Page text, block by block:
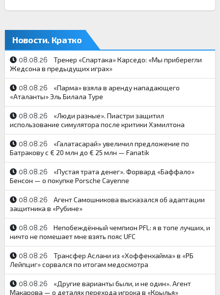
Новости. Кратко
08.08.26
Тренер «Спартака» Карседо: «Мы приберегли
Жедсона в предыдущих играх»
08.08.26
«Парма» взяла в аренду нападающего
«Аталанты» Эль Билала Туре
08.08.26
«Люди разные». Пиастри защитил
использование симулятора после критики Хэмилтона
08.08.26
«Галатасарай» увеличил предложение по
Батракову с € 20 млн до € 25 млн — Fanatik
08.08.26
«Пустая трата денег». Форвард «Баффало»
Бенсон — о покупке Porsche Cayenne
08.08.26
Агент Самошникова высказался об адаптации
защитника в «Рубине»
08.08.26
Непобеждённый чемпион PFL: я в топе лучших, и
ничто не помешает мне взять пояс UFC
08.08.26
Трансфер Аслани из «Хоффенхайма» в «РБ
Лейпциг» сорвался по итогам медосмотра
08.08.26
«Другие варианты были, и не один». Агент
Макарова — о деталях перехода игрока в «Крылья»